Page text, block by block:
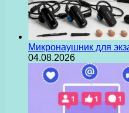
Микронаушник для
04.08.2026